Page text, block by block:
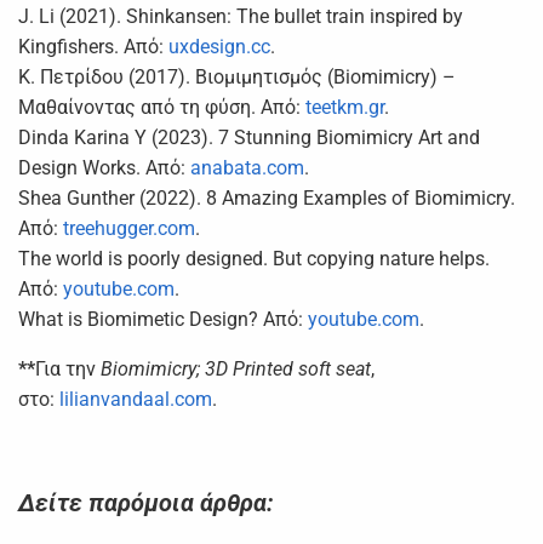
J. Li (2021). Shinkansen: The bullet train inspired by
Kingfishers. Από: uxdesign.cc.
Κ. Πετρίδου (2017). Βιομιμητισμός (Biomimicry) –
Μαθαίνοντας από τη φύση. Από: teetkm.gr.
Dinda Karina Y (2023). 7 Stunning Biomimicry Art and
Design Works. Από: anabata.com.
Shea Gunther (2022). 8 Amazing Examples of Biomimicry.
Από: treehugger.com.
The world is poorly designed. But copying nature helps.
Από: youtube.com.
What is Biomimetic Design? Από: youtube.com.
**Για την Biomimicry; 3D Printed soft seat,
στο: lilianvandaal.com.
Δείτε παρόμοια άρθρα: